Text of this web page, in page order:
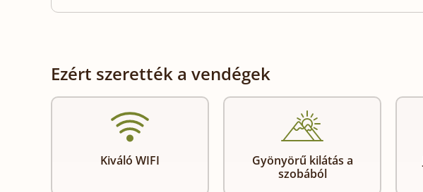
Ezért szerették a vendégek
Kiváló WIFI
Gyönyörű kilátás a
szobából